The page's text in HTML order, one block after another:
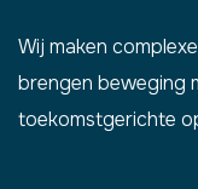
Wij maken
brengen beweging
toekomstgerichte